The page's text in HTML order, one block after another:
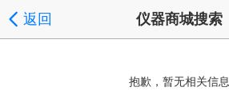
返回 仪器商城搜索
抱歉，暂无相关信息